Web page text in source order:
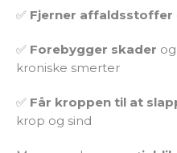
✅ Fjerner affaldsstoffer
✅ Forebygger skader
kroniske smerter
✅ Får kroppen til at
krop og sind